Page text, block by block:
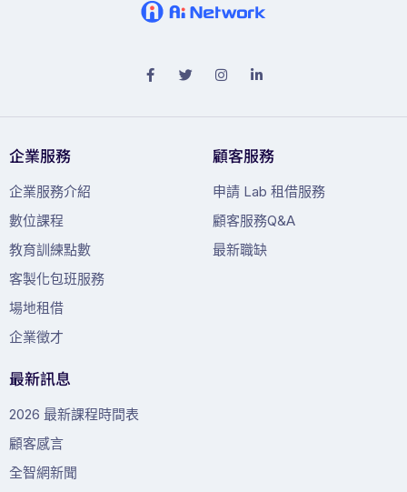
企業服務
企業服務介紹
數位課程
教育訓練點數
客製化包班服務
場地租借
企業徵才
顧客服務
申請 Lab 租借服務
顧客服務Q&A
最新職缺
最新訊息
2026 最新課程時間表
顧客感言
全智網新聞